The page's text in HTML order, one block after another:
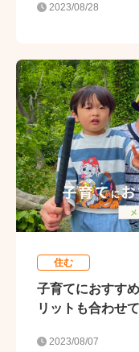
2023/08/28
住む
子育てにおすす
リットも合わせ
2023/08/07